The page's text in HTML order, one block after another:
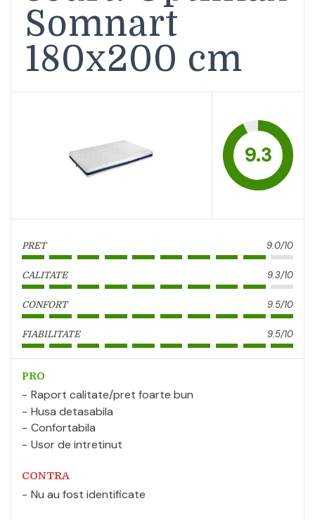
Somnart
180x200 cm
9.3
PRET 9.0/10
CALITATE 9.3/10
CONFORT 9.5/10
FIABILITATE 9.5/10
PRO
Raport calitate/pret foarte bun
Husa detasabila
Confortabila
Usor de intretinut
CONTRA
Nu au fost identificate